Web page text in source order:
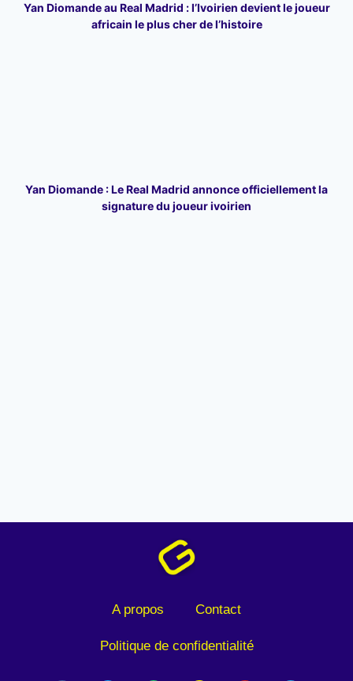
Yan Diomande au Real Madrid : l’Ivoirien devient le joueur
africain le plus cher de l’histoire
Yan Diomande : Le Real Madrid annonce officiellement la
signature du joueur ivoirien
A propos Contact
Politique de confidentialité